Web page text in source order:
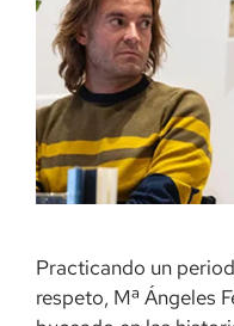
Practicando un
respeto, Mª Ángeles